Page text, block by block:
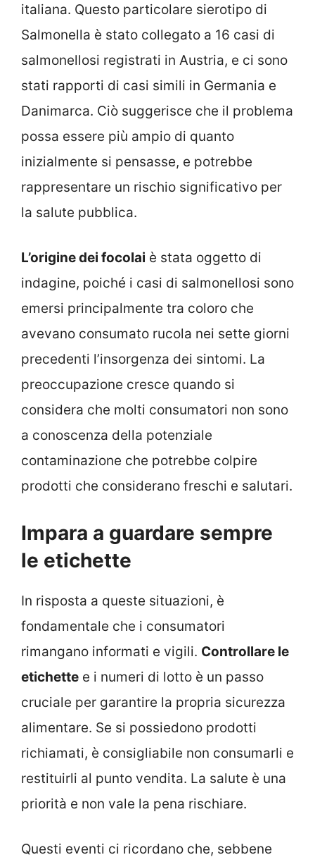
italiana. Questo particolare sierotipo di
Salmonella è stato collegato a 16 casi di
salmonellosi registrati in Austria, e ci sono
stati rapporti di casi simili in Germania e
Danimarca. Ciò suggerisce che il problema
possa essere più ampio di quanto
inizialmente si pensasse, e potrebbe
rappresentare un rischio significativo per
la salute pubblica.
L’origine dei focolai è stata oggetto di
indagine, poiché i casi di salmonellosi sono
emersi principalmente tra coloro che
avevano consumato rucola nei sette giorni
precedenti l’insorgenza dei sintomi. La
preoccupazione cresce quando si
considera che molti consumatori non sono
a conoscenza della potenziale
contaminazione che potrebbe colpire
prodotti che considerano freschi e salutari.
Impara a guardare sempre
le etichette
In risposta a queste situazioni, è
fondamentale che i consumatori
rimangano informati e vigili. Controllare le
etichette e i numeri di lotto è un passo
cruciale per garantire la propria sicurezza
alimentare. Se si possiedono prodotti
richiamati, è consigliabile non consumarli e
restituirli al punto vendita. La salute è una
priorità e non vale la pena rischiare.
Questi eventi ci ricordano che, sebbene